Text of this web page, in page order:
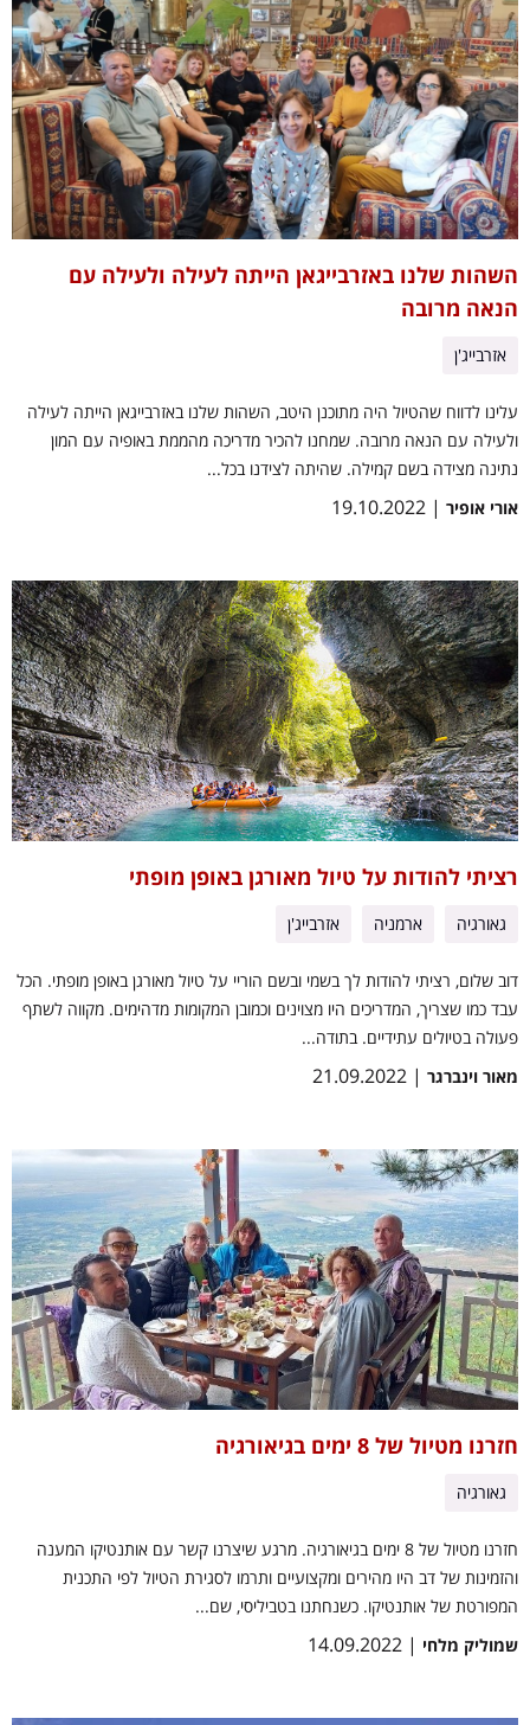
השהות שלנו באזרבייגאן הייתה לעילה ולעילה עם
הנאה מרובה
אזרבייג'ן
עלינו לדווח שהטיול היה מתוכנן היטב, השהות שלנו באזרבייגאן הייתה לעילה
ולעילה עם הנאה מרובה. שמחנו להכיר מדריכה מהממת באופיה עם המון
נתינה מצידה בשם קמילה. שהיתה לצידנו בכל...
אורי אופיר | 19.10.2022
רציתי להודות על טיול מאורגן באופן מופתי
גאורגיה ארמניה אזרבייג'ן
דוב שלום, רציתי להודות לך בשמי ובשם הוריי על טיול מאורגן באופן מופתי. הכל
עבד כמו שצריך, המדריכים היו מצוינים וכמובן המקומות מדהימים. מקווה לשתף
פעולה בטיולים עתידיים. בתודה...
מאור וינברגר | 21.09.2022
חזרנו מטיול של 8 ימים בגיאורגיה
גאורגיה
חזרנו מטיול של 8 ימים בגיאורגיה. מרגע שיצרנו קשר עם אותנטיקו המענה
והזמינות של דב היו מהירים ומקצועיים ותרמו לסגירת הטיול לפי התכנית
המפורטת של אותנטיקו. כשנחתנו בטביליסי, שם...
שמוליק מלחי | 14.09.2022